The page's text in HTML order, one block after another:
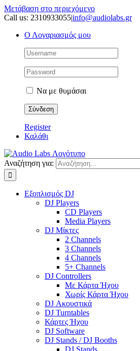
Μετάβαση στο περιεχόμενο
Call us: 2310933055|info@audiolabs.gr
Ο Λογαριασμός μου
Να με θυμάσαι
Register
Καλάθι
Αναζήτηση για:
Εξοπλισμός DJ
DJ Players
CD Players
Media Players
DJ Μίκτες
2 Channels
3 Channels
4 Channels
5+ Channels
DJ Controllers
Με Κάρτα Ήχου
Χωρίς Κάρτα Ήχου
DJ Ακουστικά
DJ Turntables
Κάρτες Ήχου
DJ Software
DJ Stands / DJ Booths
DJ Stands